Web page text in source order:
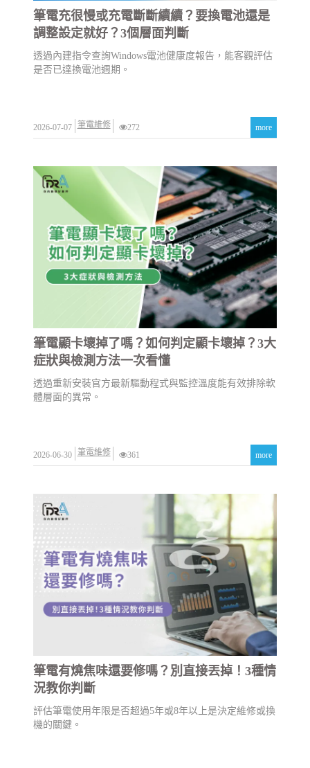
筆電充很慢或充電斷斷續續？要換電池還是
調整設定就好？3個層面判斷
透過內建指令查詢Windows電池健康度報告，能客觀評估
是否已達換電池週期。
2026-07-07 筆電維修 272 more
筆電顯卡壞掉了嗎？如何判定顯卡壞掉？3大
症狀與檢測方法一次看懂
透過重新安裝官方最新驅動程式與監控溫度能有效排除軟
體層面的異常。
2026-06-30 筆電維修 361 more
筆電有燒焦味還要修嗎？別直接丟掉！3種情
況教你判斷
評估筆電使用年限是否超過5年或8年以上是決定維修或換
機的關鍵。